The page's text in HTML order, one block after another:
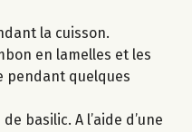
la cuisson.
en lamelles et les
pendant quelques
basilic. A l’aide d’une